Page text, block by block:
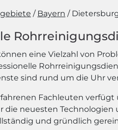
Bayern
eine Vielzahl von
sind rund um die Uhr
Fachleuten
die neuesten
und gründlich